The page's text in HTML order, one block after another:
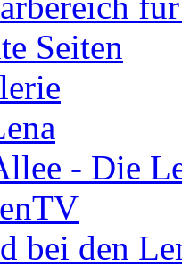
Seiten
- Die
bei den